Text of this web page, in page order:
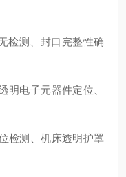
检测、封口完整性确
明电子元器件定位、
检测、机床透明护罩